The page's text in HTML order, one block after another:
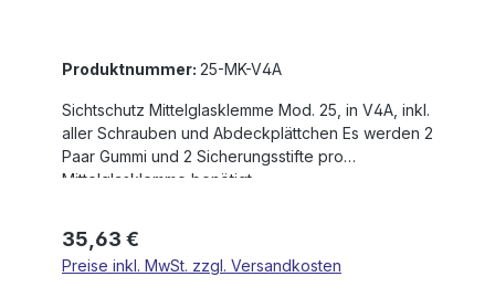
Produktnummer: 25-MK-V4A
Sichtschutz Mittelglasklemme Mod. 25, in V4A, inkl.
aller Schrauben und Abdeckplättchen Es werden 2
Paar Gummi und 2 Sicherungsstifte pro
Mittelglasklemme benötigt.
Regulärer Preis:
35,63 €
Preise inkl. MwSt. zzgl. Versandkosten